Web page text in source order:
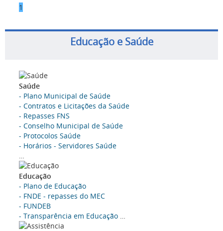
1
Educação e Saúde
Saúde
- Plano Municipal de Saúde
- Contratos e Licitações da Saúde
- Repasses FNS
- Conselho Municipal de Saúde
- Protocolos Saúde
- Horários - Servidores Saúde
…
Educação
- Plano de Educação
- FNDE - repasses do MEC
- FUNDEB
- Transparência em Educação …